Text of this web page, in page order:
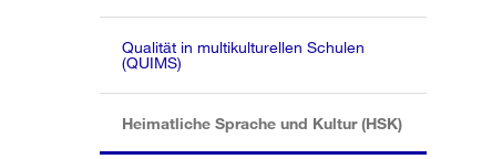
Qualität in multikulturellen Schulen
(QUIMS)
Heimatliche Sprache und Kultur (HSK)(aktiv)